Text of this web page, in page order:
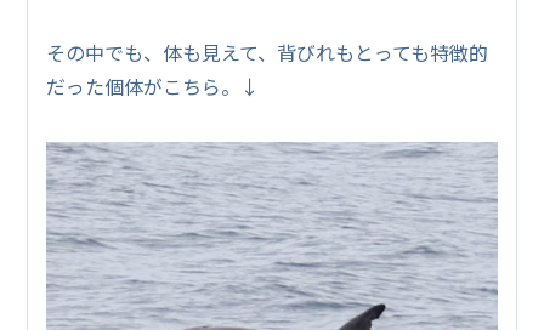
その中でも、体も見えて、背びれもとっても特徴的
だった個体がこちら。↓